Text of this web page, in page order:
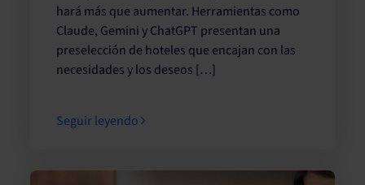
hará más que aumentar. Herramientas como
Claude, Gemini y ChatGPT presentan una
preselección de hoteles que encajan con las
necesidades y los deseos […]
Seguir leyendo